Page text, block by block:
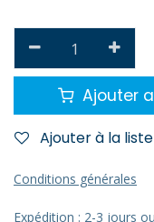
Ajouter
Ajouter à la
Conditions générales
Expédition : 2-3 jours